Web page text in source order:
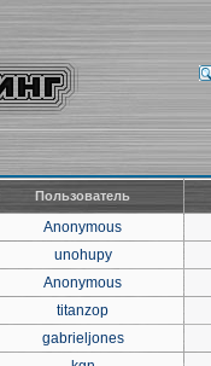
Пользователь
Anonymous
unohupy
Anonymous
titanzop
gabrieljones